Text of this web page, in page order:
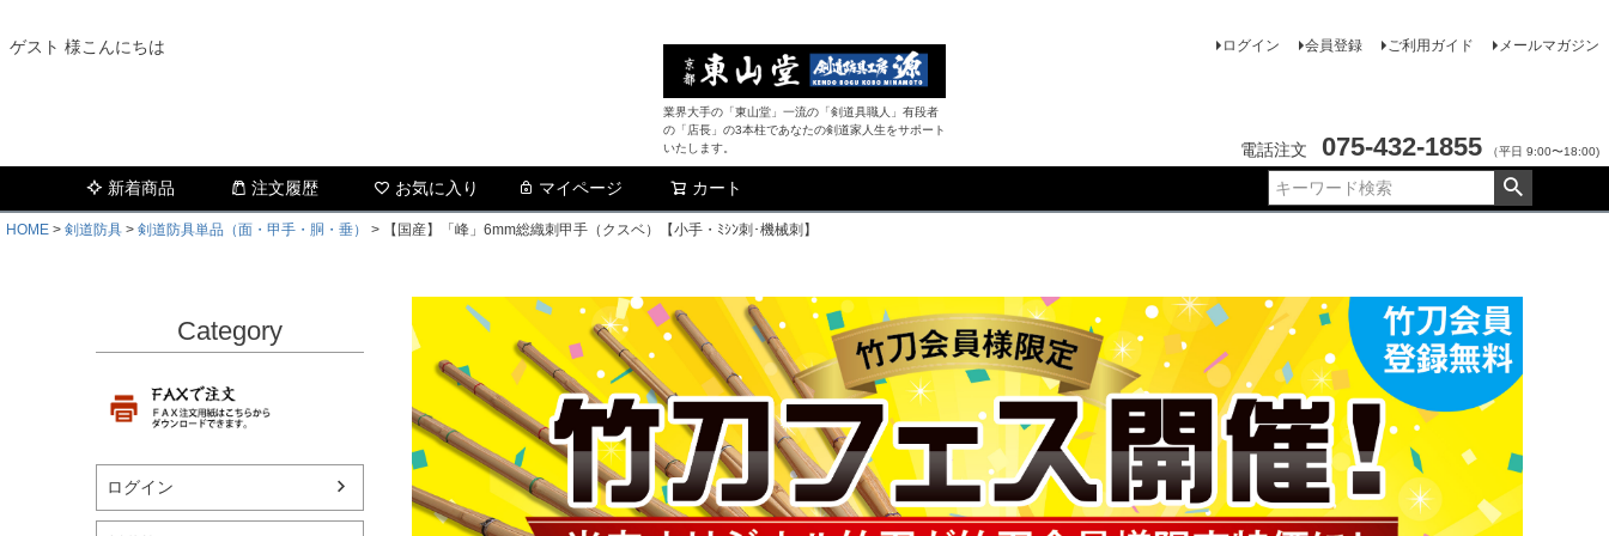
ゲスト 様こんにちは
業界大手の「東山堂」一流の「剣道具職人」有段者
の「店長」の3本柱であなたの剣道家人生をサポート
いたします。
ログイン 会員登録 ご利用ガイド メールマガジン
電話注文 075-432-1855 （平日 9:00〜18:00)
新着商品 注文履歴 お気に入り マイページ カート
HOME 剣道防具 剣道防具単品（面・甲手・胴・垂） 【国産】「峰」6mm総織刺甲手（クスベ）【小手・ﾐｼﾝ刺･機械刺】
Category
ログイン